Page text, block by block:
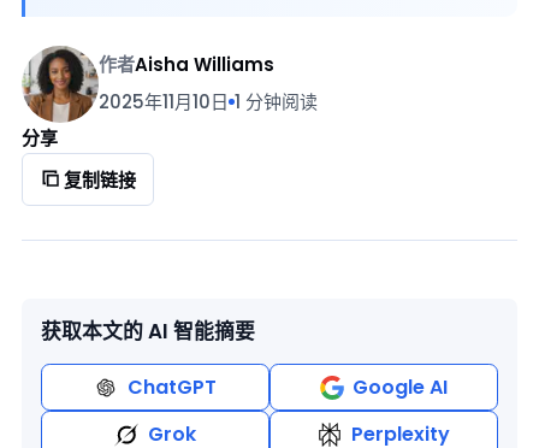
作者Aisha Williams
2025年11月10日 1 分钟阅读
分享
复制链接
获取本文的 AI 智能摘要
ChatGPT
Google AI
Grok
Perplexity